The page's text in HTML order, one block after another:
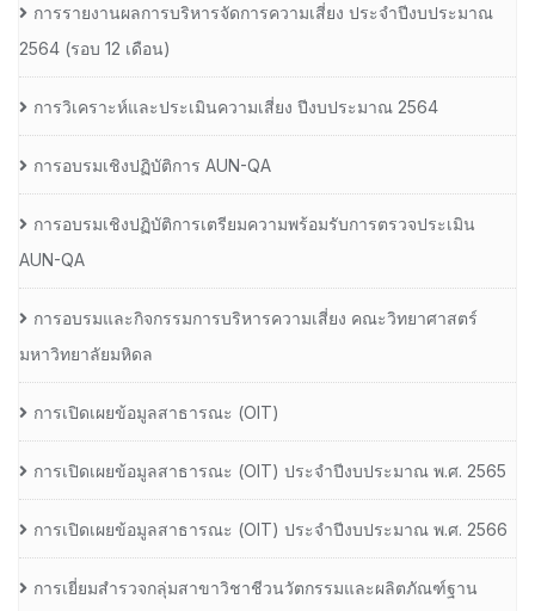
การรายงานผลการบริหารจัดการความเสี่ยง ประจำปีงบประมาณ
2564 (รอบ 12 เดือน)
การวิเคราะห์และประเมินความเสี่ยง ปีงบประมาณ 2564
การอบรมเชิงปฏิบัติการ AUN-QA
การอบรมเชิงปฏิบัติการเตรียมความพร้อมรับการตรวจประเมิน
AUN-QA
การอบรมและกิจกรรมการบริหารความเสี่ยง คณะวิทยาศาสตร์
มหาวิทยาลัยมหิดล
การเปิดเผยข้อมูลสาธารณะ (OIT)
การเปิดเผยข้อมูลสาธารณะ (OIT) ประจำปีงบประมาณ พ.ศ. 2565
การเปิดเผยข้อมูลสาธารณะ (OIT) ประจำปีงบประมาณ พ.ศ. 2566
การเยี่ยมสำรวจกลุ่มสาขาวิชาชีวนวัตกรรมและผลิตภัณฑ์ฐาน